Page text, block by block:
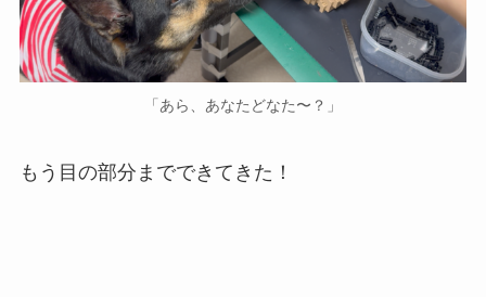
「あら、あなたどなた〜？」
もう目の部分までできてきた！